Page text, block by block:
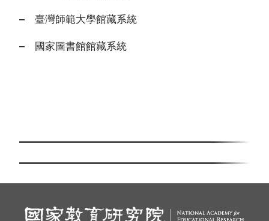
臺灣師範大學館藏系統
國家圖書館館藏系統